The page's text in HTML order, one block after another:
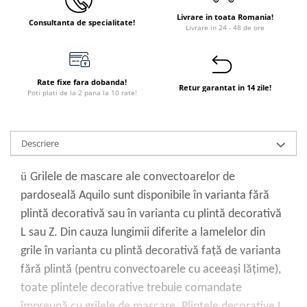
Consultanta de specialitate! Livrare in toata Romania!
Livrare in 24 - 48 de ore
Rate fixe fara dobanda!
Poti plati de la 2 pana la 10 rate!
Retur garantat in 14 zile!
Descriere
ü Grilele de mascare ale convectoarelor de
pardoseală Aquilo sunt disponibile în varianta fără
plintă decorativă sau în varianta cu plintă decorativă
L sau Z. Din cauza lungimii diferite a lamelelor din
grile în varianta cu plintă decorativă faţă de varianta
fără plintă (pentru convectoarele cu aceeaşi lăţime),
toate plintele decorative trebuie comandate